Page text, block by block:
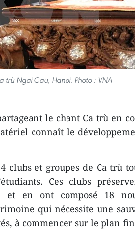
trù Ngai Cau, Hanoi. Photo : VNA
le chant Ca trù en
connaît le
clubs et groupes de Ca trù
Ces clubs
et en ont composé 18
qui nécessit​e une
à commencer sur le plan